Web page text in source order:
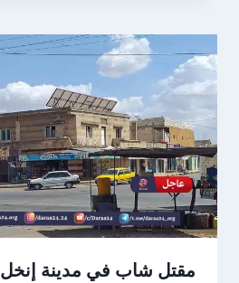
مقتل شاب في مدينة إنخل